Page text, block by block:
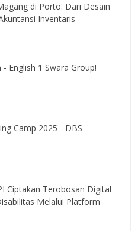
di Porto: Dari Desain
Inventaris
- English 1 Swara Group!
Camp 2025 - DBS
Ciptakan Terobosan Digital
Melalui Platform